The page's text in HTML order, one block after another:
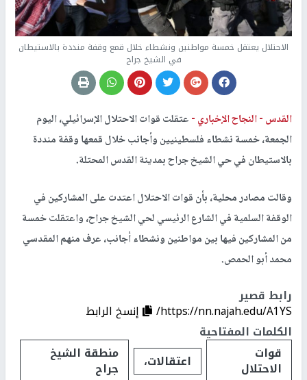
الاحتلال يعتقل خمسة مواطنين ونشطاء خلال قمع وقفة منددة بالاستيطان
في الشيخ جراح
القدس -النجاح الإخباري -عتقلت قوات الاحتلال الإسرائيلي، اليوم
الجمعة، خمسة نشطاء فلسطينيين وأجانب خلال قمعها وقفة منددة
بالاستيطان في حي الشيخ جراح بمدينة القدس المحتلة.
وقالت مصادر محلية، بأن قوات الاحتلال اعتدت على المشاركين في
الوقفة السلمية في الشارع الرئيسي لحي الشيخ جراح، واعتقلت خمسة
من المشاركين فيها بين مواطنين ونشطاء أجانب، عرف منهم المقدسي
محمد أبو الحمص.
رابط قصير
https://nn.najah.edu/A1YS/
إنسخ الرابط
الكلمات المفتاحية
قوات
الاحتلال اعتقالات، منطقة الشيخ
جراح